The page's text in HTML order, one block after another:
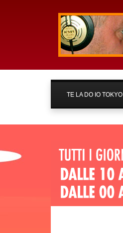
TE LA DO IO TOKYO